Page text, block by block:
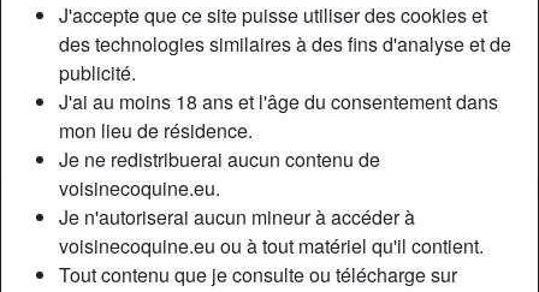
J'accepte que ce site puisse utiliser des cookies et
des technologies similaires à des fins d'analyse et de
publicité.
J'ai au moins 18 ans et l'âge du consentement dans
mon lieu de résidence.
Je ne redistribuerai aucun contenu de
voisinecoquine.eu.
Je n'autoriserai aucun mineur à accéder à
voisinecoquine.eu ou à tout matériel qu'il contient.
Tout contenu que je consulte ou télécharge sur
Nickname:
Findmysensitivespot
Âge:
52